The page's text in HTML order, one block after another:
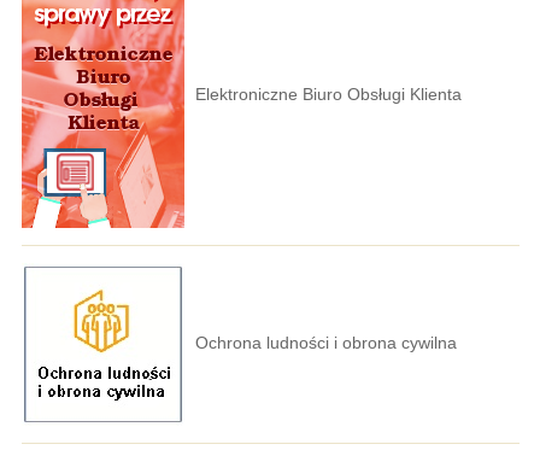
Elektroniczne Biuro Obsługi Klienta
Ochrona ludności i obrona cywilna